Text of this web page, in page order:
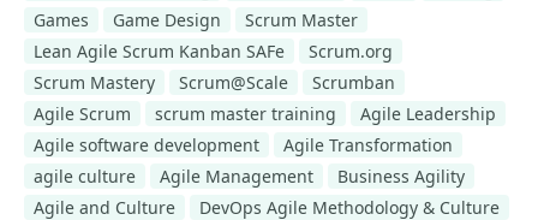
Games
Game Design
Scrum Master
Lean Agile Scrum Kanban SAFe
Scrum.org
Scrum Mastery
Scrum@Scale
Scrumban
Agile Scrum
scrum master training
Agile Leadership
Agile software development
Agile Transformation
agile culture
Agile Management
Business Agility
Agile and Culture
DevOps Agile Methodology & Culture